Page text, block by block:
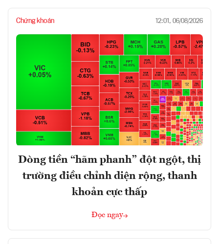
Chứng khoán 12:01, 06/08/2026
Dòng tiền “hãm phanh” đột ngột, thị
trường điều chỉnh diện rộng, thanh
khoản cực thấp
Đọc ngay